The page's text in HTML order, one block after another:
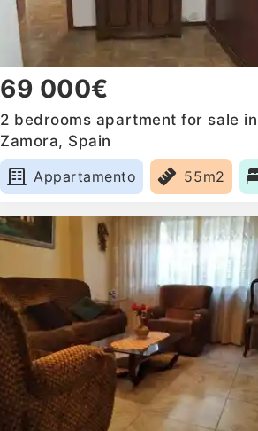
69 000€
2 bedrooms apartment for sale in
Zamora, Spain
Appartamento
55m2